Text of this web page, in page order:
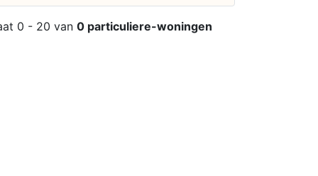
0 - 20 van 0 particuliere-woningen